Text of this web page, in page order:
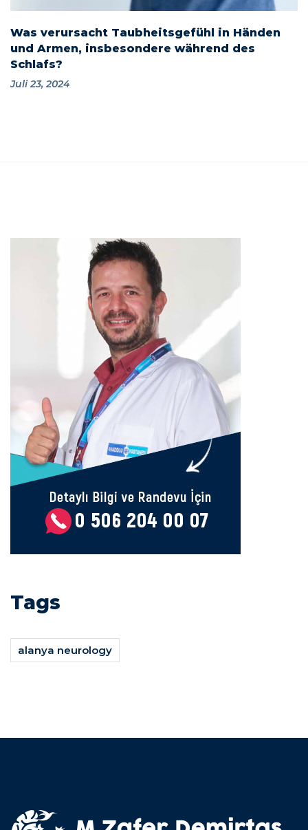
Was verursacht Taubheitsgefühl in Händen
und Armen, insbesondere während des
Schlafs?
Juli 23, 2024
Tags
alanya neurology